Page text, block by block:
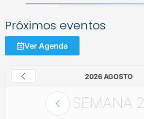
Próximos eventos
Ver Agenda
2026 AGOSTO
SEMANA 2